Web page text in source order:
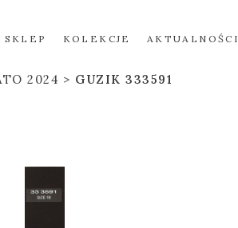
SKLEP KOLEKCJE AKTUALNOŚCI
2024 GUZIK 333591